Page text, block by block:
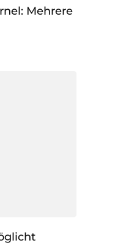
Mehrere